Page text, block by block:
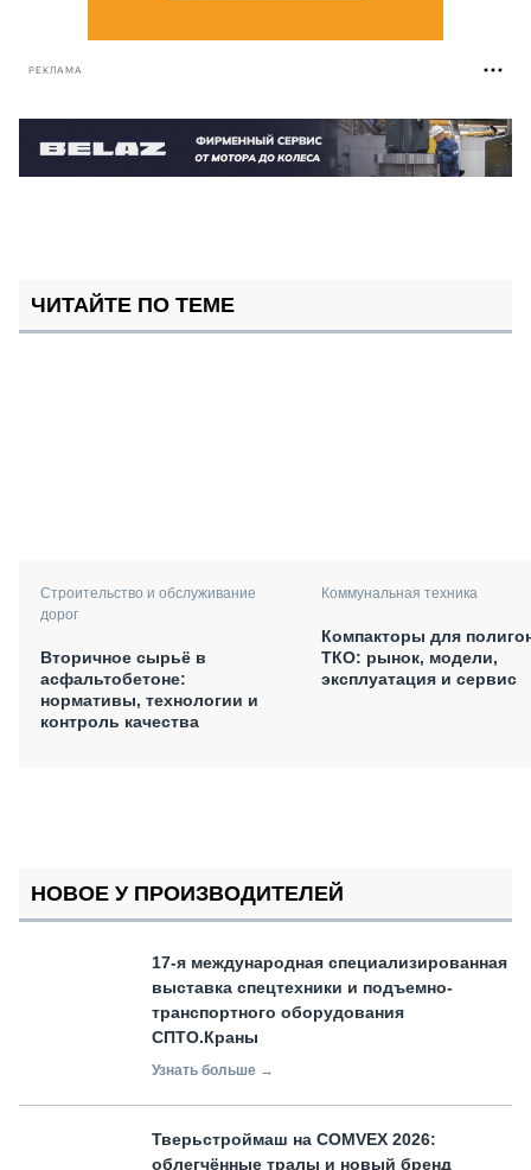
РЕКЛАМА
ЧИТАЙТЕ ПО ТЕМЕ
Строительство и обслуживание
дорог
Вторичное сырьё в
асфальтобетоне:
нормативы, технологии и
контроль качества
Коммунальная техника
Компакторы для
ТКО: рынок, модели,
эксплуатация и сервис
НОВОЕ У ПРОИЗВОДИТЕЛЕЙ
17-я международная специализированная
выставка спецтехники и подъемно-
транспортного оборудования
СПТО.Краны
Узнать больше →
Тверьстроймаш на COMVEX 2026:
облегчённые тралы и новый бренд